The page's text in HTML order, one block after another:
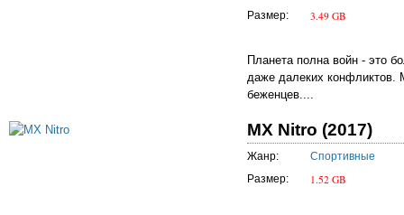
Размер: 3.49 GB
Планета полна войн - это
даже далеких конфликтов.
беженцев....
MX Nitro (2017)
Жанр: Спортивные
Размер: 1.52 GB